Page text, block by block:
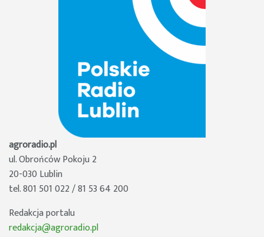
agroradio.pl
ul. Obrońców Pokoju 2
20-030 Lublin
tel. 801 501 022 / 81 53 64 200
Redakcja portalu
redakcja@agroradio.pl